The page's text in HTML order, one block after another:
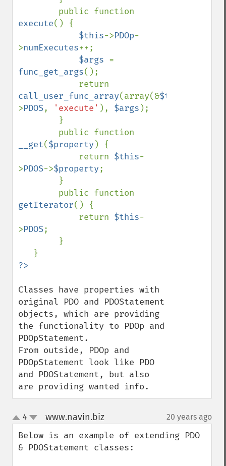
execute() {
$this->PDOp-
>numExecutes++;
$args
func_get_args();
call_user_func_array(array(&$this
>PDOS, 'execute' ), $args );
__get($property ) {
            return
$this-
>PDOS->$property;
getIterator() {
            return
$this-
>PDOS;
Classes have properties with
original PDO and PDOStatement
objects, which are providing
the functionality to PDOp and
PDOpStatement.
From outside, PDOp and
PDOpStatement look like PDO
and PDOStatement, but also
are providing wanted info.
up
down
4 www.navin.biz¶ 20 years ago
Below is an example of extending PDO
& PDOStatement classes: